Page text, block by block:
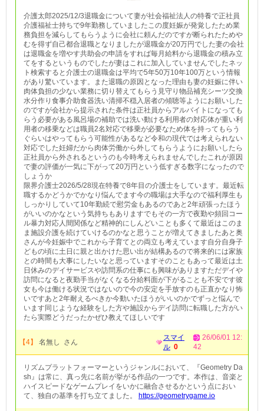
介護太郎2025/12/3退職金について妻が社会福祉法人の特養で正社員
介護福祉士持ちで9年勤務していましたこの度妊娠が発覚したため業
務負担を減らしてもらうように会社に頼んだのですが断られたためや
むを得ず自己都合退職となりましたが退職金が20万円でした妻の会社
は退職金を増やす共助会の申請をすれば毎月給料から退職金の積み立
てをするというものでしたが妻はこれに加入していませんでしたネッ
ト検索すると介護士の退職金は平均で5年50万10年100万という情報
があり驚いています。また退職の原因となった理由も妻の妊娠に伴い
肉体負担の少ない業務に切り替えてもらう見守り物品補充シーツ交換
水分作り食事介助食器洗い清掃不穏入居者の傾聴等ようにお願いした
のですが会社から提示された条件は正社員からアルバイトになっても
らう必要がある風呂場の補助では洗い動ける利用者の対応体が重い利
用者の移乗などは職員2名対応で移乗が必要なため体を持ってもらう
ぐらいはやってもらう可能性があるなど令和の現代では考えられない
対応でした妊婦だから肉体労働から外してもらうようにお願いしたら
正社員から外されるというのも今時考えられませんでしたこれが原因
で妻の評価が一気に下がって20万円という低すぎる数字になったので
しょうか
限界介護士2026/5/28現在特養で8年目の介護士をしています。最近転
職するかどうかでかなり悩んでます今の職場は大手なので福利厚生も
しっかりしていて10年勤続で慰労金もあるのであと2年頑張ったほう
がいいのかなという気持ちもありますでもその一方で夜勤や頻回コー
ル暴力対応人間関係など精神的にしんどいことも多くて最近はこのま
ま施設介護を続けていけるのかなと思うことが増えてきましたあと奥
さんが今妊娠中でこれから子育てとの両立も考えています自分自身子
どもの頃に土日に親と出かけた思い出が結構あるので将来的には家族
との時間も大事にしたいなと思っていますそのこともあって最近は土
日休みのデイサービスや訪問系の仕事にも興味がありますただデイや
訪問になると夜勤手当がなくなる分給料面が下がることも不安です彼
女も今は働ける状況ではないので今の安定を手放すのも正直かなり怖
いですあと2年耐えるべきか今動いたほうがいいのかでずっと悩んで
います同じような経験をした方や施設からデイ訪問に転職した方がい
たら実際どうだったかぜひ教えてほしいです
【4】 名無し さん
スマイ
ル 0
26/06/01 12:
42
リズムプラットフォーマーというジャンルにおいて、『Geometry Da
sh』は常に、真っ先に名前が挙がる作品の一つです。本作は、音楽と
ハイスピードなゲームプレイをいかに融合させるかという点におい
て、独自の基準を打ち立てました。 https://geometrygame.io